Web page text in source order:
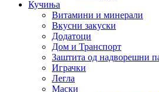
Кучиња
Витамини и минерали
Вкусни закуски
Додатоци
Дом и Транспорт
Заштита од надворешни
Играчки
Легла
Маски